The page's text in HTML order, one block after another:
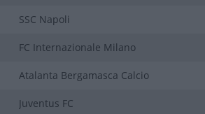
SSC Napoli
FC Internazionale Milano
Atalanta Bergamasca Calcio
Juventus FC